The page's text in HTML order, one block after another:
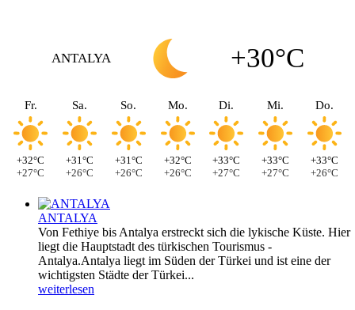
ANTALYA +30°C
Fr.
+32°C
+27°C
Sa.
+31°C
+26°C
So.
+31°C
+26°C
Mo.
+32°C
+26°C
Di.
+33°C
+27°C
Mi.
+33°C
+27°C
Do.
+33°C
+26°C
ANTALYA
Von Fethiye bis Antalya erstreckt sich die lykische Küste. Hier
liegt die Hauptstadt des türkischen Tourismus -
Antalya.Antalya liegt im Süden der Türkei und ist eine der
wichtigsten Städte der Türkei...
weiterlesen